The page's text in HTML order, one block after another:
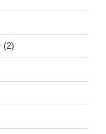
(2)